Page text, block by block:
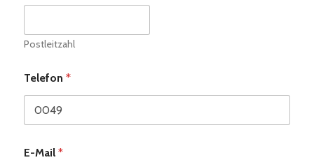
Postleitzahl
Telefon *
E-Mail *